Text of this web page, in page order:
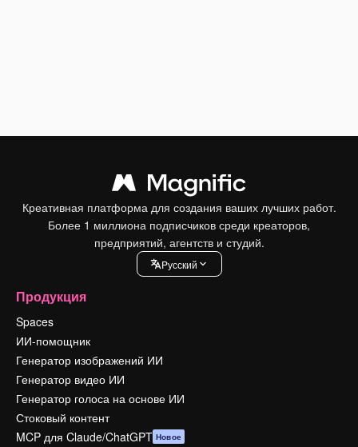
Креативная платформа для создания ваших лучших работ.
Более 1 миллиона подписчиков среди креаторов,
предприятий, агентств и студий.
Pусский
Продукция
Spaces
ИИ-помощник
Генератор изображений ИИ
Генератор видео ИИ
Генератор голоса на основе ИИ
Стоковый контент
MCP для Claude/ChatGPT Новое